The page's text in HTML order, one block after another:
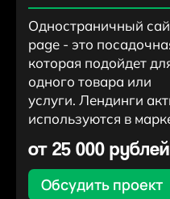
Одностраничный
page - это
которая подойдет
одного товара или
услуги. Лендинги
используются в
от 25 000 рублей
Обсудить проект